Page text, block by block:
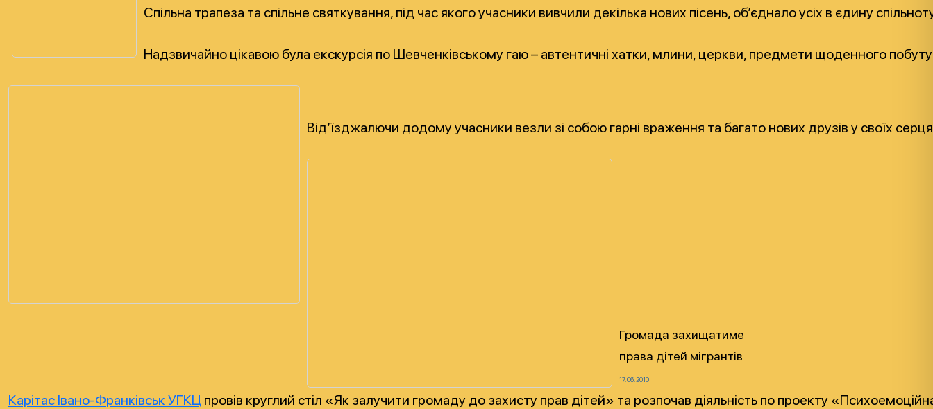
Спільна трапеза та спільне святкування, під час якого учасники вивчили декілька нових пісень, об’єднало усіх в єдину
Надзвичайно цікавою була екскурсія по Шевченківському гаю – автентичні хатки, млини, церкви, предмети щоденного
Від’їзджалючи додому учасники везли зі собою гарні враження та багато нових друзів у своїх
Громада захищатиме
права дітей мігрантів
17.06.2010
Карітас Івано-Франківськ УГКЦ провів круглий стіл «Як залучити громаду до захисту прав дітей» та розпочав діяльність по проекту